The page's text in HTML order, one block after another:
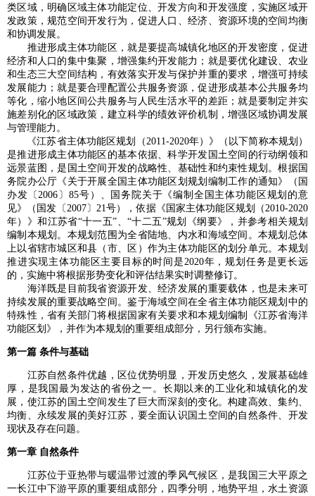
类区域，明确区域主体功能定位、开发方向和开发强度，实施区域开
发政策，规范空间开发行为，促进人口、经济、资源环境的空间均衡
和协调发展。
推进形成主体功能区，就是要提高城镇化地区的开发密度，促进
经济和人口的集中集聚，增强集约开发能力；就是要优化建设、农业
和生态三大空间结构，有效落实开发与保护并重的要求，增强可持续
发展能力；就是要合理配置公共服务资源，促进形成基本公共服务均
等化，缩小地区间公共服务与人民生活水平的差距；就是要制定并实
施差别化的区域政策，建立科学的绩效评价机制，增强区域协调发展
与管理能力。
《江苏省主体功能区规划（2011-2020年）》（以下简称本规划）
是推进形成主体功能区的基本依据、科学开发国土空间的行动纲领和
远景蓝图，是国土空间开发的战略性、基础性和约束性规划。根据国
务院办公厅《关于开展全国主体功能区划规划编制工作的通知》（国
办发〔2006〕85号）、国务院关于《编制全国主体功能区规划的意
见》（国发〔2007〕21号），依据《国家主体功能区规划（2010-2020
年）》和江苏省“十一五”、“十二五”规划《纲要》，并参考相关规划
编制本规划。本规划范围为全省陆地、内水和海域空间。本规划总体
上以省辖市城区和县（市、区）作为主体功能区的划分单元。本规划
推进实现主体功能区主要目标的时间是2020年，规划任务是更长远
的，实施中将根据形势变化和评估结果实时调整修订。
海洋既是目前我省资源开发、经济发展的重要载体，也是未来可
持续发展的重要战略空间。鉴于海域空间在全省主体功能区规划中的
特殊性，省有关部门将根据国家有关要求和本规划编制《江苏省海洋
功能区划》，并作为本规划的重要组成部分，另行颁布实施。
第一篇 条件与基础
江苏自然条件优越，区位优势明显，开发历史悠久，发展基础雄
厚，是我国最为发达的省份之一。长期以来的工业化和城镇化的发
展，使江苏的国土空间发生了巨大而深刻的变化。构建高效、集约、
均衡、永续发展的美好江苏，要全面认识国土空间的自然条件、开发
现状及存在问题。
第一章 自然条件
江苏位于亚热带与暖温带过渡的季风气候区，是我国三大平原之
一长江中下游平原的重要组成部分，四季分明，地势平坦，水土资源